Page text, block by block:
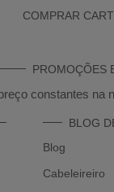
COMPRAR
PROMOÇÕES
constantes na
BLOG
Blog
Cabeleireiro